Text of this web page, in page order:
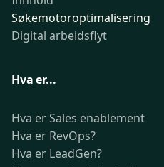
Søkemotoroptimalisering
Digital arbeidsflyt
Hva er...
Hva er Sales enablement
Hva er RevOps?
Hva er LeadGen?